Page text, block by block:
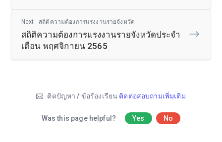
Next - สถิติความต้องการแรงงานรายจังหวัด
สถิติความต้องการแรงงานรายจังหวัดประจำ
เดือน พฤศจิกายน 2565
ติดปัญหา / ข้อร้องเรียน ติดต่อสอบถามเพิ่มเติม
Was this page helpful? Yes No